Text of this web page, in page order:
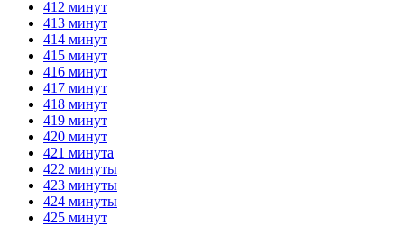
412 минут
413 минут
414 минут
415 минут
416 минут
417 минут
418 минут
419 минут
420 минут
421 минута
422 минуты
423 минуты
424 минуты
425 минут